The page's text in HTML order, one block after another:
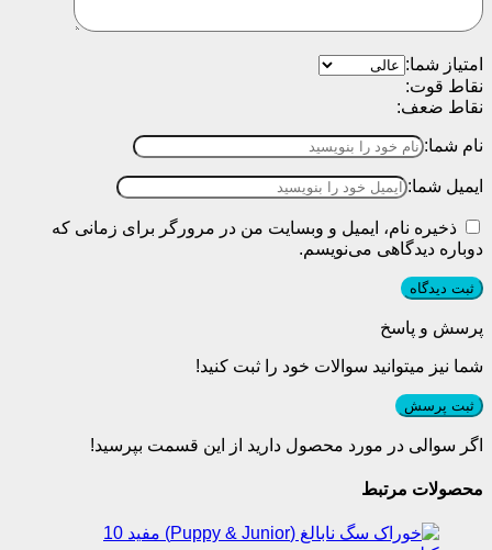
امتیاز شما:
نقاط قوت:
نقاط ضعف:
نام شما:
ایمیل شما:
ذخیره نام، ایمیل و وبسایت من در مرورگر برای زمانی که
دوباره دیدگاهی می‌نویسم.
پرسش و پاسخ
شما نیز میتوانید سوالات خود را ثبت کنید!
ثبت پرسش
اگر سوالی در مورد محصول دارید از این قسمت بپرسید!
محصولات مرتبط